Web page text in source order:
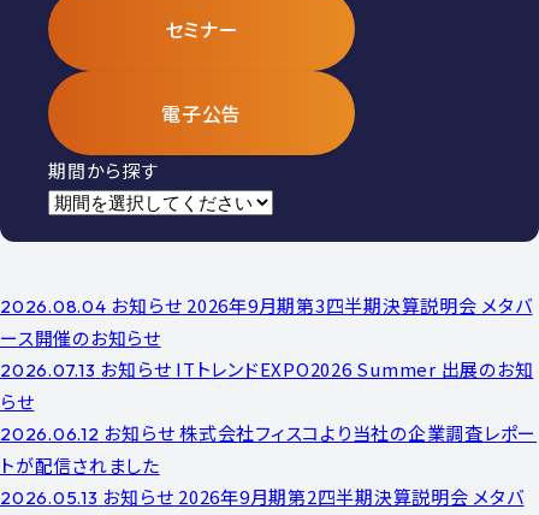
セミナー
電子公告
期間から探す
2026.08.04 お知らせ 2026年9月期第3四半期決算説明会 メタバ
ース開催のお知らせ
2026.07.13 お知らせ ITトレンドEXPO2026 Summer 出展のお知
らせ
2026.06.12 お知らせ株式会社フィスコより当社の企業調査レポー
トが配信されました
2026.05.13 お知らせ 2026年9月期第2四半期決算説明会 メタバ